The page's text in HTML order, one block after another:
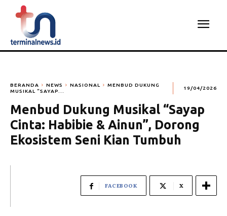
BERANDA NEWS NASIONAL
MENBUD DUKUNG
MUSIKAL “SAYAP...
19/04/2026
Menbud Dukung Musikal “Sayap
Cinta: Habibie & Ainun”, Dorong
Ekosistem Seni Kian Tumbuh
FACEBOOK X